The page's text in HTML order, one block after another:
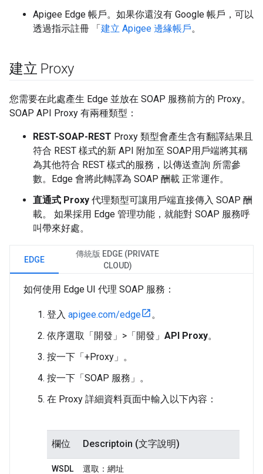
Apigee Edge 帳戶。如果你還沒有 Google 帳戶，可以
透過指示註冊 「建立 Apigee 邊緣帳戶。
建立 Proxy
您需要在此處產生 Edge 並放在 SOAP 服務前方的 Proxy。
SOAP API Proxy 有兩種類型：
REST-SOAP-REST Proxy 類型會產生含有翻譯結果且
符合 REST 樣式的新 API 附加至 SOAP用戶端將其稱
為其他符合 REST 樣式的服務，以傳送查詢 所需參
數。Edge 會將此轉譯為 SOAP 酬載 正常運作。
直通式 Proxy 代理類型可讓用戶端直接傳入 SOAP 酬
載。 如果採用 Edge 管理功能，就能對 SOAP 服務呼
叫帶來好處。
EDGE
傳統版 EDGE (PRIVATE
CLOUD)
如何使用 Edge UI 代理 SOAP 服務：
登入 apigee.com/edge
。
依序選取「開發」>「開發」 API Proxy。
按一下「+Proxy」 。
按一下「SOAP 服務」 。
在 Proxy 詳細資料頁面中輸入以下內容：
欄位 Descriptoin (文字說明)
WSDL
選取： 網址